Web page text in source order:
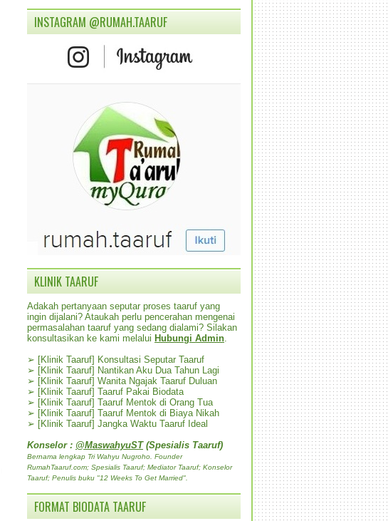
INSTAGRAM @RUMAH.TAARUF
KLINIK TAARUF
Adakah pertanyaan seputar proses taaruf yang
ingin dijalani? Ataukah perlu pencerahan mengenai
permasalahan taaruf yang sedang dialami? Silakan
konsultasikan ke kami melalui Hubungi Admin
➢ [Klinik Taaruf] Konsultasi Seputar Taaruf
➢ [Klinik Taaruf] Nantikan Aku Dua Tahun Lagi
➢ [Klinik Taaruf] Wanita Ngajak Taaruf Duluan
➢ [Klinik Taaruf] Taaruf Pakai Biodata
➢ [Klinik Taaruf] Taaruf Mentok di Orang Tua
➢ [Klinik Taaruf] Taaruf Mentok di Biaya Nikah
➢ [Klinik Taaruf] Jangka Waktu Taaruf Ideal
Konselor : @MaswahyuST(Spesialis Taaruf)
Bernama lengkap Tri Wahyu Nugroho. Founder
RumahTaaruf.com; Spesialis Taaruf; Mediator Taaruf; Konselor
Taaruf; Penulis buku "12 Weeks To Get Married".
FORMAT BIODATA TAARUF